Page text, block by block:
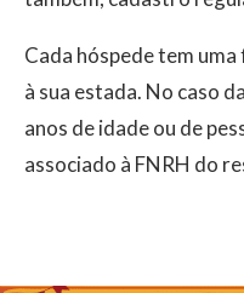
Cada hóspede tem
à sua estada. No caso
anos de idade ou de
associado à FNRH do